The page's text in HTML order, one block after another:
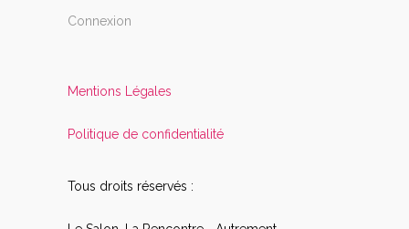
Connexion
Mentions Légales
Politique de confidentialité
Tous droits réservés :